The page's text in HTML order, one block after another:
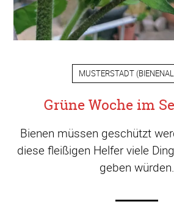
MUSTERSTADT(
Grüne Woche im
Bienen müssen geschützt
diese fleißigen Helfer viele
geben würden.